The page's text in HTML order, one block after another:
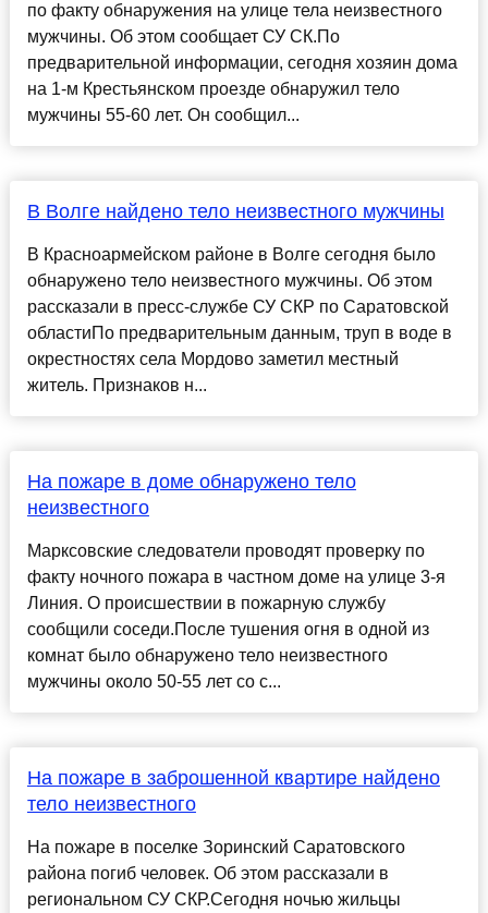
по факту обнаружения на улице тела неизвестного
мужчины. Об этом сообщает СУ СК.По
предварительной информации, сегодня хозяин дома
на 1-м Крестьянском проезде обнаружил тело
мужчины 55-60 лет. Он сообщил...
В Волге найдено тело неизвестного мужчины
В Красноармейском районе в Волге сегодня было
обнаружено тело неизвестного мужчины. Об этом
рассказали в пресс-службе СУ СКР по Саратовской
областиПо предварительным данным, труп в воде в
окрестностях села Мордово заметил местный
житель. Признаков н...
На пожаре в доме обнаружено тело
неизвестного
Марксовские следователи проводят проверку по
факту ночного пожара в частном доме на улице 3-я
Линия. О происшествии в пожарную службу
сообщили соседи.После тушения огня в одной из
комнат было обнаружено тело неизвестного
мужчины около 50-55 лет со с...
На пожаре в заброшенной квартире найдено
тело неизвестного
На пожаре в поселке Зоринский Саратовского
района погиб человек. Об этом рассказали в
региональном СУ СКР.Сегодня ночью жильцы